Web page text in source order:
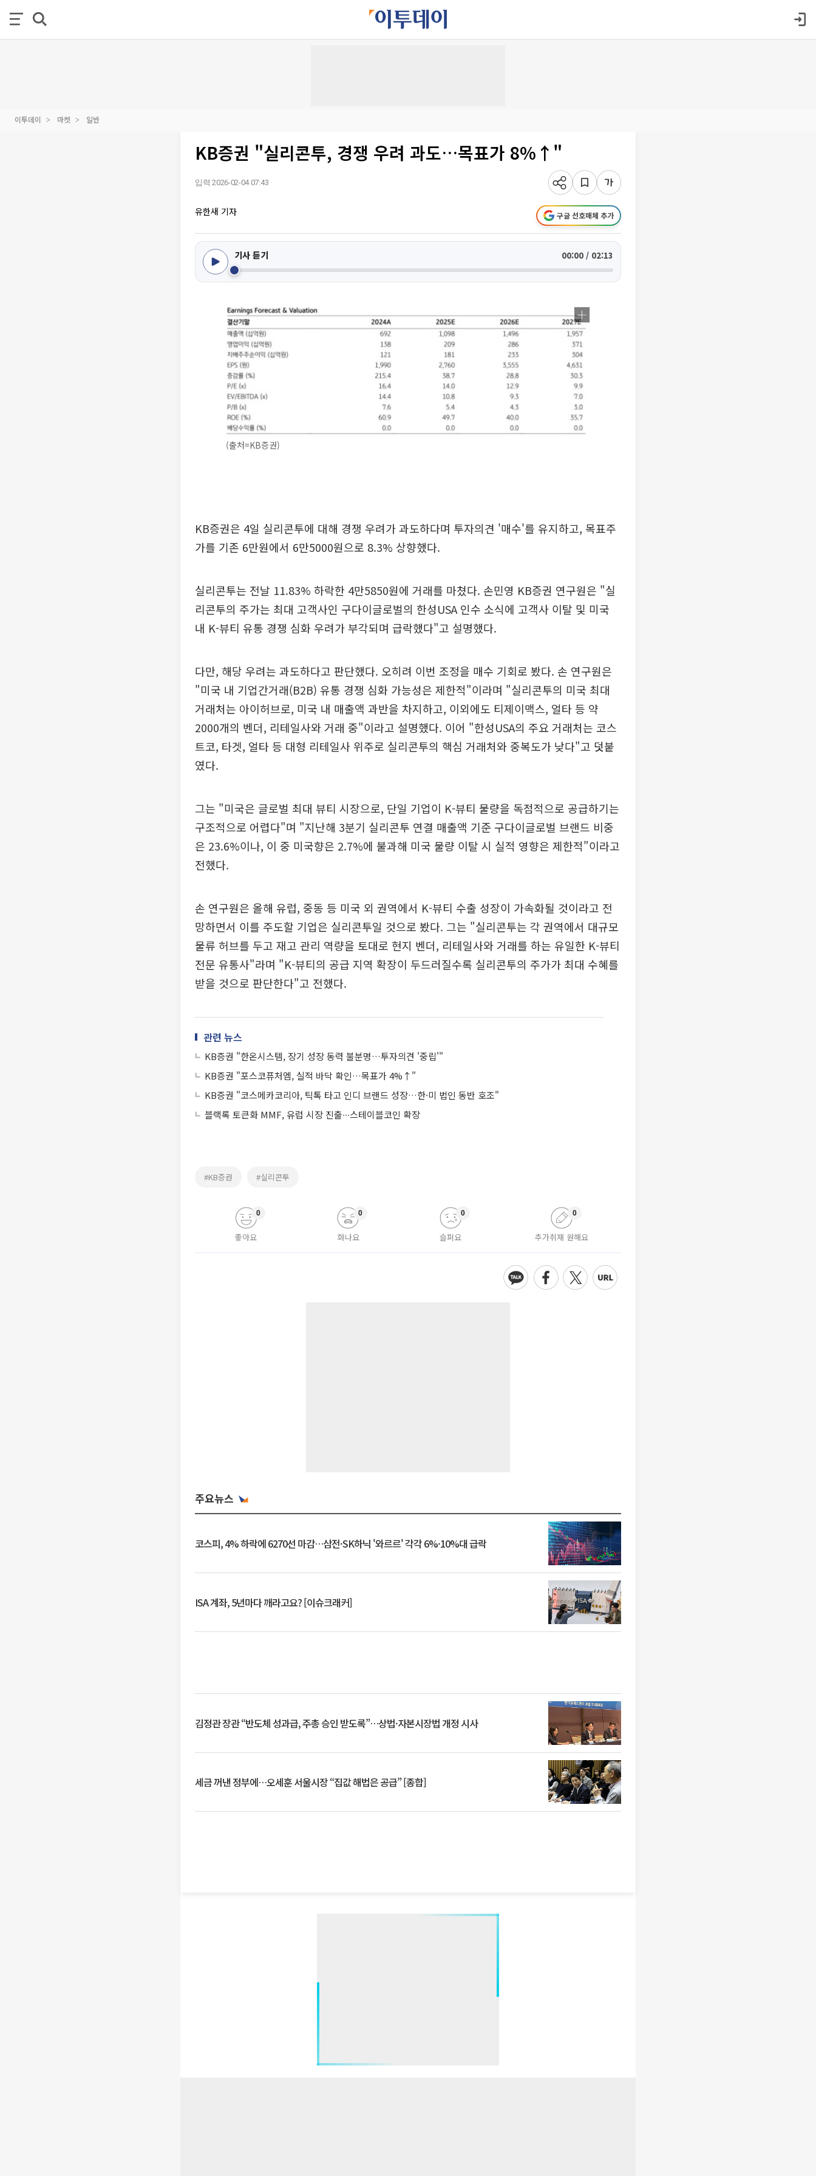
이투데이 마켓 일반
KB증권 "실리콘투, 경쟁 우려 과도…목표가 8%↑"
입력 2026-02-04 07:43
유한새 기자 구글 선호매체 추가
기사 듣기 00:00 / 02:13
(출처=KB증권)
KB증권은 4일 실리콘투에 대해 경쟁 우려가 과도하다며 투자의견 '매수'를 유지하고, 목표주
가를 기존 6만원에서 6만5000원으로 8.3% 상향했다.
실리콘투는 전날 11.83% 하락한 4만5850원에 거래를 마쳤다. 손민영 KB증권 연구원은 "실
리콘투의 주가는 최대 고객사인 구다이글로벌의 한성USA 인수 소식에 고객사 이탈 및 미국
내 K-뷰티 유통 경쟁 심화 우려가 부각되며 급락했다"고 설명했다.
다만, 해당 우려는 과도하다고 판단했다. 오히려 이번 조정을 매수 기회로 봤다. 손 연구원은
"미국 내 기업간거래(B2B) 유통 경쟁 심화 가능성은 제한적"이라며 "실리콘투의 미국 최대
거래처는 아이허브로, 미국 내 매출액 과반을 차지하고, 이외에도 티제이맥스, 얼타 등 약
2000개의 벤더, 리테일사와 거래 중"이라고 설명했다. 이어 "한성USA의 주요 거래처는 코스
트코, 타겟, 얼타 등 대형 리테일사 위주로 실리콘투의 핵심 거래처와 중복도가 낮다"고 덧붙
였다.
그는 "미국은 글로벌 최대 뷰티 시장으로, 단일 기업이 K-뷰티 물량을 독점적으로 공급하기는
구조적으로 어렵다"며 "지난해 3분기 실리콘투 연결 매출액 기준 구다이글로벌 브랜드 비중
은 23.6%이나, 이 중 미국향은 2.7%에 불과해 미국 물량 이탈 시 실적 영향은 제한적"이라고
전했다.
손 연구원은 올해 유럽, 중동 등 미국 외 권역에서 K-뷰티 수출 성장이 가속화될 것이라고 전
망하면서 이를 주도할 기업은 실리콘투일 것으로 봤다. 그는 "실리콘투는 각 권역에서 대규모
물류 허브를 두고 재고 관리 역량을 토대로 현지 벤더, 리테일사와 거래를 하는 유일한 K-뷰티
전문 유통사"라며 "K-뷰티의 공급 지역 확장이 두드러질수록 실리콘투의 주가가 최대 수혜를
받을 것으로 판단한다"고 전했다.
관련 뉴스
KB증권 "한온시스템, 장기 성장 동력 불분명…투자의견 '중립'"
KB증권 "포스코퓨처엠, 실적 바닥 확인…목표가 4%↑"
KB증권 "코스메카코리아, 틱톡 타고 인디 브랜드 성장…한·미 법인 동반 호조"
블랙록 토큰화 MMF, 유럽 시장 진출∙∙∙스테이블코인 확장
#KB증권 #실리콘투
좋아요
0
화나요
0
슬퍼요
0
추가취재 원해요
0
주요뉴스
코스피, 4% 하락에 6270선 마감…삼전·SK하닉 '와르르' 각각 6%·10%대 급락
ISA 계좌, 5년마다 깨라고요? [이슈크래커]
김정관 장관 “반도체 성과급, 주총 승인 받도록”…상법·자본시장법 개정 시사
세금 꺼낸 정부에…오세훈 서울시장 “집값 해법은 공급” [종합]